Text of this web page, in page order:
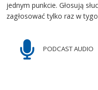
jednym punkcie. Głosują
zagłosować tylko raz w
PODCAST AUDIO